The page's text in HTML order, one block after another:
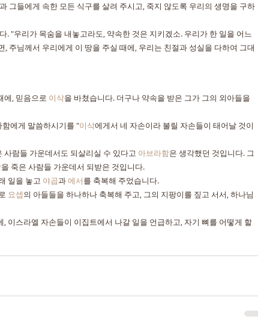
그들에게 속한 모든 식구를 살려 주시고, 죽지 않도록 우리의 생명을 구하
. "우리가 목숨을 내놓고라도, 약속한 것은 지키겠소. 우리가 한 일을 어느
, 주님께서 우리에게 이 땅을 주실 때에, 우리는 친절과 성실을 다하여 그대
에, 믿음으로 이삭을 바쳤습니다. 더구나 약속을 받은 그가 그의 외아들을
함에게 말씀하시기를 "
이삭에게서 네 자손이라 불릴 자손들이 태어날 것이
사람들 가운데서도 되살리실 수 있다고 아브라함은 생각했던 것입니다. 그
을 죽은 사람들 가운데서 되받은 것입니다.
일을 놓고 야곱과 에서를 축복해 주었습니다.
요셉의 아들들을 하나하나 축복해 주고, 그의 지팡이를 짚고 서서, 하나님
, 이스라엘 자손들이 이집트에서 나갈 일을 언급하고, 자기 뼈를 어떻게 할